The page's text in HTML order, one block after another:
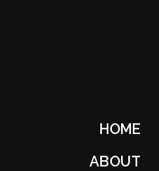
HOME
ABOUT